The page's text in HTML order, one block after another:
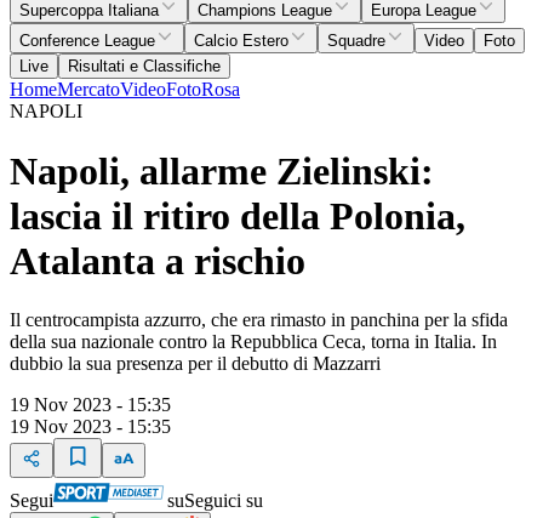
Supercoppa Italiana
Champions League
Europa League
Conference League
Calcio Estero Squadre Video
Foto
Live
Risultati e Classifiche
HomeMercatoVideoFotoRosa
NAPOLI
Napoli, allarme Zielinski:
lascia il ritiro della Polonia,
Atalanta a rischio
Il centrocampista azzurro, che era rimasto in panchina per la sfida
della sua nazionale contro la Repubblica Ceca, torna in Italia. In
dubbio la sua presenza per il debutto di Mazzarri
19 Nov 2023 - 15:35
19 Nov 2023 - 15:35
Segui suSeguici su